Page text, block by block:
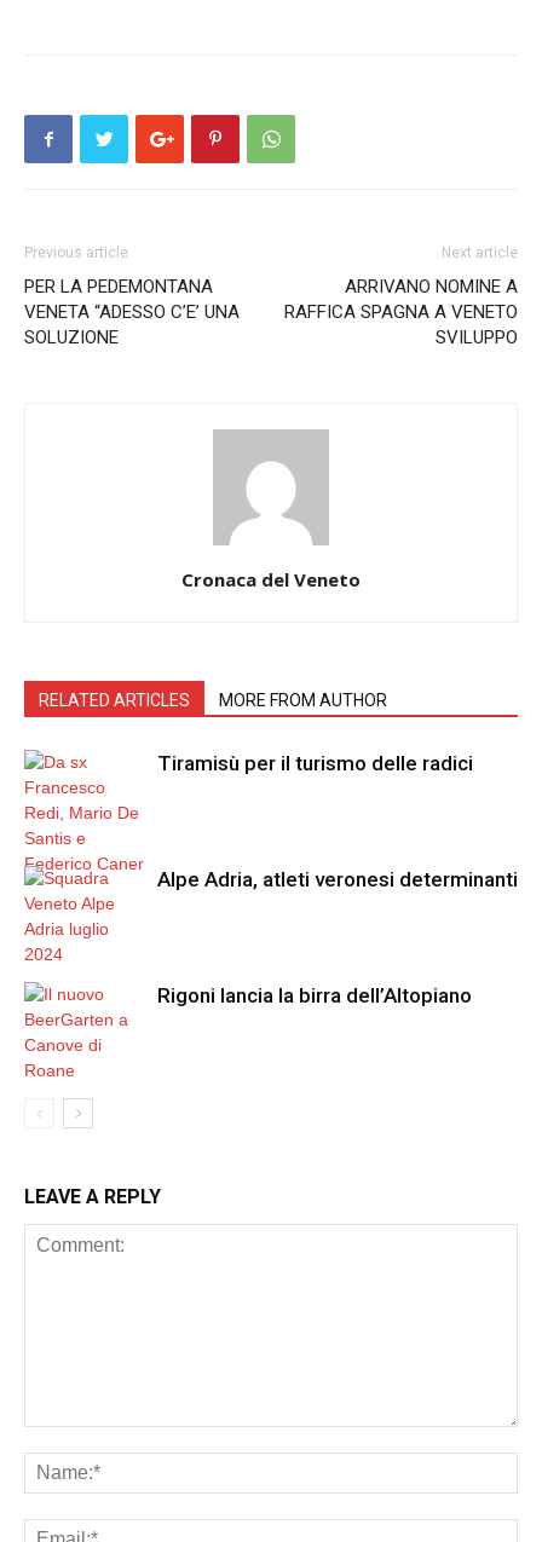
Previous article
PER LA PEDEMONTANA
VENETA “ADESSO C’E’ UNA
SOLUZIONE
Next article
ARRIVANO NOMINE A
RAFFICA SPAGNA A VENETO
SVILUPPO
Cronaca del Veneto
RELATED ARTICLES MORE FROM AUTHOR
Tiramisù per il turismo delle radici
Alpe Adria, atleti veronesi determinanti
Rigoni lancia la birra dell’Altopiano
LEAVE A REPLY